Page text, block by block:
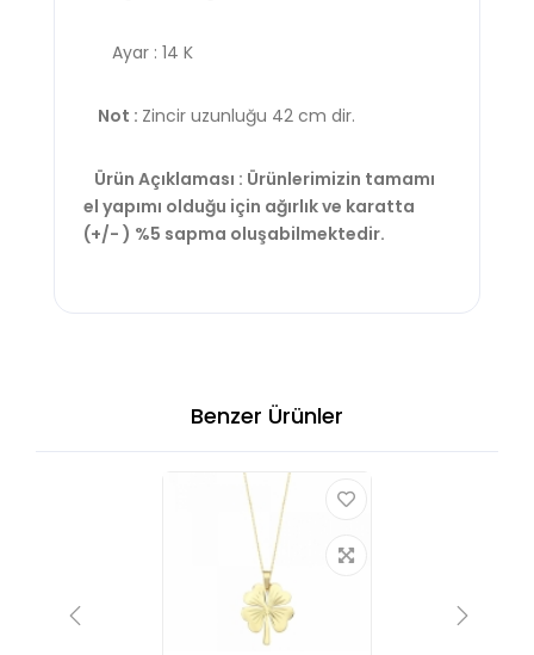
Ayar : 14 K
Not : Zincir uzunluğu 42 cm dir.
Ürün Açıklaması : Ürünlerimizin tamamı
el yapımı olduğu için ağırlık ve karatta
(+/- ) %5 sapma oluşabilmektedir.
Benzer Ürünler